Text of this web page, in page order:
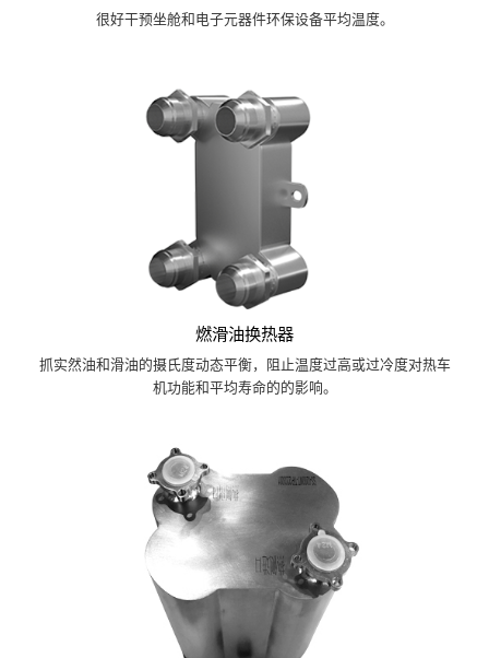
很好干预坐舱和电子元器件环保设备平均温度。
燃滑油换热器
抓实然油和滑油的摄氏度动态平衡，阻止温度过高或过冷度对热车
机功能和平均寿命的的影响。